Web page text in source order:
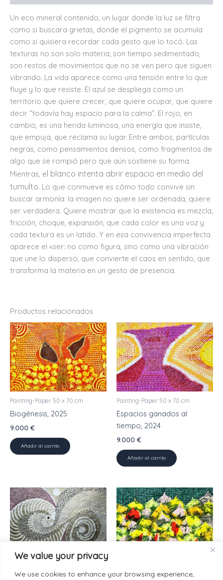
We value your privacy
We use cookies to enhance your browsing experience,
Un eco mineral contenido, un lugar donde la luz se filtra
como si buscara grietas, donde el pigmento se acumula
como si quisiera recordar cada gesto que lo tocó. Las
texturas no son solo materia; son tiempo sedimentado,
son restos de movimientos que no se ven pero que siguen
vibrando. La vida aparece como una tensión entre lo que
fluye y lo que resiste. El azul se despliega como un
territorio que quiere crecer, que quiere ocupar, que quiere
decir “todavía hay espacio para la calma”. El rojo, en
cambio, es una herida luminosa, una energía que insiste,
que empuja, que reclama su lugar. Entre ambos, partículas
negras, como pensamientos densos, como fragmentos de
algo que se rompió pero que aún sostiene su forma.
Mientras, el blanco intenta abrir espacio en medio del
tumulto. Lo que conmueve es cómo todo convive sin
buscar armonía: la imagen no quiere ser ordenada, quiere
ser verdadera. Quiere mostrar que la existencia es mezcla,
fricción, choque, expansión, que cada color es una voz y
cada textura es un latido. Y en esa convivencia imperfecta
aparece el «ser: no como figura, sino como una vibración
que une lo disperso, que convierte el caos en sentido, que
transforma la materia en un gesto de presencia.
Productos relacionados
Painting-Paper 50 x 70 cm
Biogénesis, 2025
9.000 €
Añadir al carrito
Painting-Paper 50 x 70 cm
Espacios ganados al
tiempo, 2024
9.000 €
Añadir al carrito